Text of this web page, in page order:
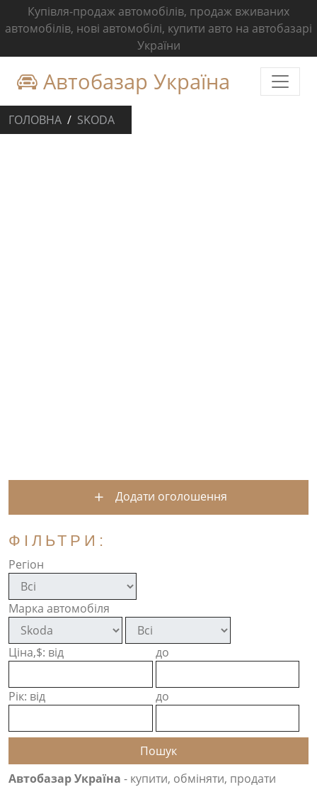
Купівля-продаж автомобілів, продаж вживаних
автомобілів, нові автомобілі, купити авто на автобазарі
України
Автобазар Україна
ГОЛОВНА SKODA
Додати оголошення
ФІЛЬТРИ:
Регіон
Марка автомобіля
Ціна,$: від до
Рік: від до
Автобазар Україна - купити, обміняти, продати